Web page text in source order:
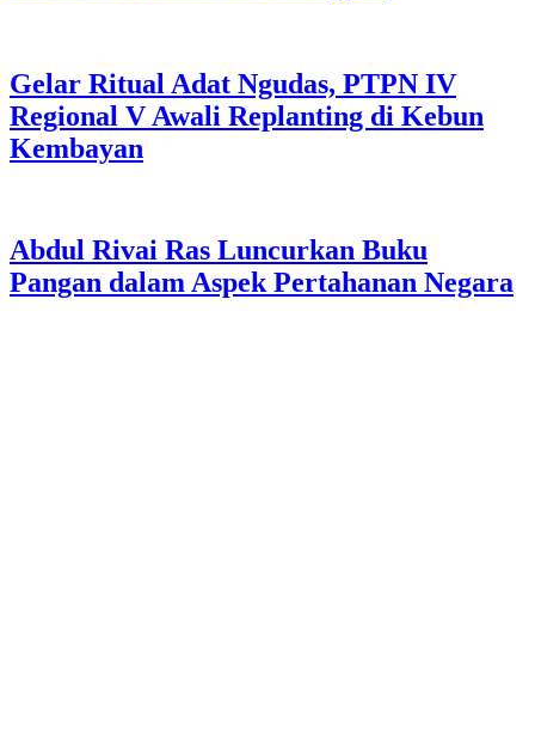
Gelar Ritual Adat Ngudas, PTPN IV
Regional V Awali Replanting di Kebun
Kembayan
Abdul Rivai Ras Luncurkan Buku
Pangan dalam Aspek Pertahanan Negara